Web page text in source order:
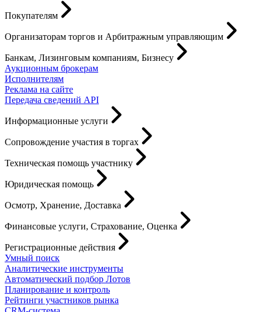
Покупателям
Организаторам торгов и Арбитражным управляющим
Банкам, Лизинговым компаниям, Бизнесу
Аукционным брокерам
Исполнителям
Реклама на сайте
Передача сведений API
Информационные услуги
Сопровождение участия в торгах
Техническая помощь участнику
Юридическая помощь
Осмотр, Хранение, Доставка
Финансовые услуги, Страхование, Оценка
Регистрационные действия
Умный поиск
Аналитические инструменты
Автоматический подбор Лотов
Планирование и контроль
Рейтинги участников рынка